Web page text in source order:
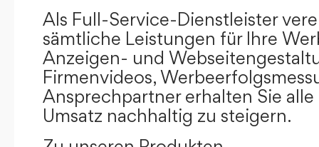
Als Full-Service-Dienstleister
sämtliche Leistungen für Ihre
Anzeigen- und
Firmenvideos,
Ansprechpartner erhalten Sie
Umsatz nachhaltig zu steigern.